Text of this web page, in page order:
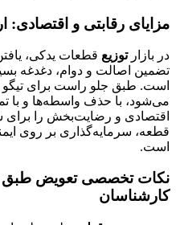
مزایای رقابتی و اقتصادی:
در بازارتوزیع قطعات یدکی،
تضمین اصالت و دوام، دغدغه
می‌شود، با حذف واسطه‌ها و با
اقتصادی و رضایت‌بخش را برای
قطعه، سرمایه‌گذاری بر روی
است.
نکات تخصصی تعویض طبق
کارشناسان